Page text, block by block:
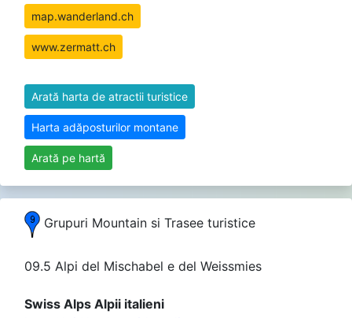
map.wanderland.ch
www.zermatt.ch
Arată harta de atractii turistice
Harta adăposturilor montane
Arată pe hartă
Grupuri Mountain si Trasee turistice
09.5 Alpi del Mischabel e del Weissmies
Swiss Alps Alpii italieni